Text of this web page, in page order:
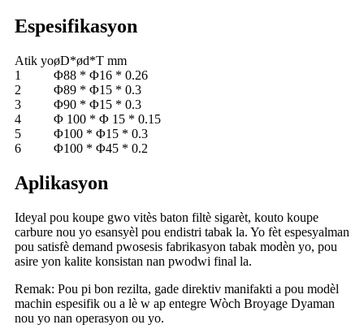
Espesifikasyon
Atik yoøD*ød*T mm
1
Φ88 * Φ16 * 0.26
2
Φ89 * Φ15 * 0.3
3
Φ90 * Φ15 * 0.3
4
Φ 100 * Φ 15 * 0.15
5
Φ100 * Φ15 * 0.3
6
Φ100 * Φ45 * 0.2
Aplikasyon
Ideyal pou koupe gwo vitès baton filtè sigarèt, kouto koupe
carbure nou yo esansyèl pou endistri tabak la. Yo fèt espesyalman
pou satisfè demand pwosesis fabrikasyon tabak modèn yo, pou
asire yon kalite konsistan nan pwodwi final la.
Remak: Pou pi bon rezilta, gade direktiv manifakti a pou modèl
machin espesifik ou a lè w ap entegre Wòch Broyage Dyaman
nou yo nan operasyon ou yo.